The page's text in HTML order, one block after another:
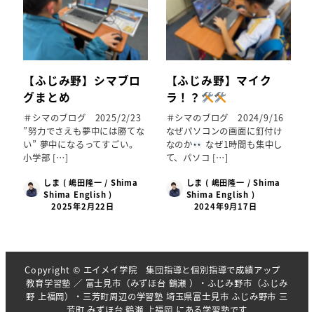
【ふじみ野】シマブロ
グまとめ
＃シマのブログ 2025/2/23
”努力でさえも夢中には勝てな
い” 夢中になるってすごい。
小学部 […]
しま ( 嶋田隆一 / Shima
Shima English )
2025年2月22日
【ふじみ野】マイク
ラ！？
＃シマのブログ 2024/9/16
なぜパソコンの画面に釘付け
なのか
なぜ1時間も集中し
て、パソコ […]
しま ( 嶋田隆一 / Shima
Shima English )
2024年9月17日
Copyright © エイメイ学院 集団指導と個別指導で成績アップ
教育学習塾 ／ 富士見市（みずほ台 鶴瀬 ）・ふじみ野市（ふじみ
野 上福岡）・三芳町周辺の学習塾 埼玉県富士見市 ふじみ野市 三